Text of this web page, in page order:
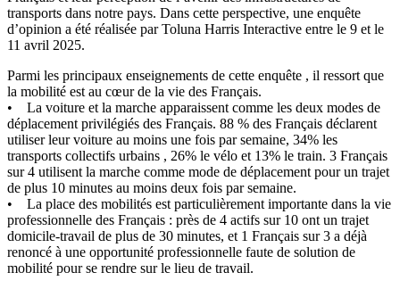
transports dans notre pays. Dans cette perspective, une enquête
d’opinion a été réalisée par Toluna Harris Interactive entre le 9 et le
11 avril 2025.
Parmi les principaux enseignements de cette enquête , il ressort que
la mobilité est au cœur de la vie des Français.
• La voiture et la marche apparaissent comme les deux modes de
déplacement privilégiés des Français. 88 % des Français déclarent
utiliser leur voiture au moins une fois par semaine, 34% les
transports collectifs urbains , 26% le vélo et 13% le train. 3 Français
sur 4 utilisent la marche comme mode de déplacement pour un trajet
de plus 10 minutes au moins deux fois par semaine.
• La place des mobilités est particulièrement importante dans la vie
professionnelle des Français : près de 4 actifs sur 10 ont un trajet
domicile-travail de plus de 30 minutes, et 1 Français sur 3 a déjà
renoncé à une opportunité professionnelle faute de solution de
mobilité pour se rendre sur le lieu de travail.